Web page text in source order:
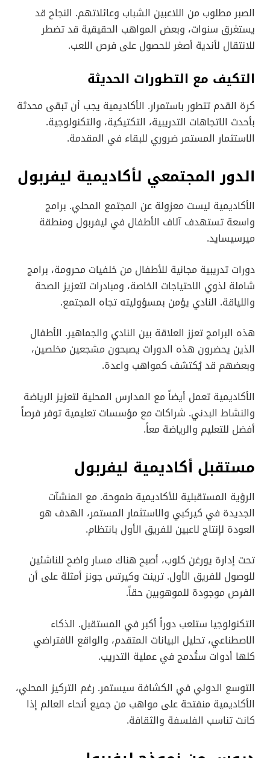
الصبر مطلوب من اللاعبين الشباب وعائلاتهم. النجاح قد
يستغرق سنوات، وبعض المواهب الحقيقية قد تضطر
للانتقال لأندية أصغر للحصول على فرص اللعب.
التكيف مع التطورات الحديثة
كرة القدم تتطور باستمرار. الأكاديمية يجب أن تبقى محدثة
بأحدث الاتجاهات التدريبية، التكتيكية، والتكنولوجية.
الاستثمار المستمر ضروري للبقاء في المقدمة.
الدور المجتمعي لأكاديمية ليفربول
الأكاديمية ليست معزولة عن المجتمع المحلي. برامج
واسعة تستهدف آلاف الأطفال في ليفربول ومنطقة
ميرسيسايد.
دورات تدريبية مجانية للأطفال من خلفيات محرومة، برامج
شاملة لذوي الاحتياجات الخاصة، ومبادرات لتعزيز الصحة
واللياقة. النادي يؤمن بمسؤوليته تجاه المجتمع.
هذه البرامج تعزز العلاقة بين النادي والجماهير. الأطفال
الذين يحضرون هذه الدورات يصبحون مشجعين مخلصين،
وبعضهم قد يُكتشف كمواهب واعدة.
الأكاديمية تعمل أيضاً مع المدارس المحلية لتعزيز الرياضة
والنشاط البدني. شراكات مع مؤسسات تعليمية توفر فرصاً
أفضل للتعليم والرياضة معاً.
مستقبل أكاديمية ليفربول
الرؤية المستقبلية للأكاديمية طموحة. مع المنشآت
الجديدة في كيركبي والاستثمار المستمر، الهدف هو
العودة لإنتاج لاعبين للفريق الأول بانتظام.
تحت إدارة يورغن كلوب، أصبح هناك مسار واضح للناشئين
للوصول للفريق الأول. ترينت وكيرتس جونز أمثلة على أن
الفرص موجودة للموهوبين حقاً.
التكنولوجيا ستلعب دوراً أكبر في المستقبل. الذكاء
الاصطناعي، تحليل البيانات المتقدم، والواقع الافتراضي
كلها أدوات ستُدمج في عملية التدريب.
التوسع الدولي في الكشافة سيستمر. رغم التركيز المحلي،
الأكاديمية منفتحة على مواهب من جميع أنحاء العالم إذا
كانت تناسب الفلسفة والثقافة.